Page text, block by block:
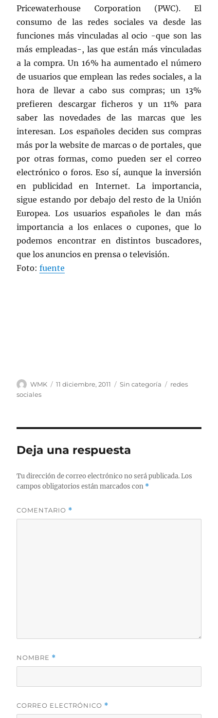
Pricewaterhouse Corporation (PWC). El
consumo de las redes sociales va desde las
funciones más vinculadas al ocio -que son las
más empleadas-, las que están más vinculadas
a la compra. Un 16% ha aumentado el número
de usuarios que emplean las redes sociales, a la
hora de llevar a cabo sus compras; un 13%
prefieren descargar ficheros y un 11% para
saber las novedades de las marcas que les
interesan. Los españoles deciden sus compras
más por la website de marcas o de portales, que
por otras formas, como pueden ser el correo
electrónico o foros. Eso sí, aunque la inversión
en publicidad en Internet. La importancia,
sigue estando por debajo del resto de la Unión
Europea. Los usuarios españoles le dan más
importancia a los enlaces o cupones, que lo
podemos encontrar en distintos buscadores,
que los anuncios en prensa o televisión.
Foto:fuente
Autor
WMK
Publicado
11 diciembre, 2011 Categorías
Sin categoría Etiquetas
redes
sociales
Deja una respuesta
Tu dirección de correo electrónico no será publicada. Los
campos obligatorios están marcados con *
COMENTARIO *
NOMBRE *
CORREO ELECTRÓNICO *